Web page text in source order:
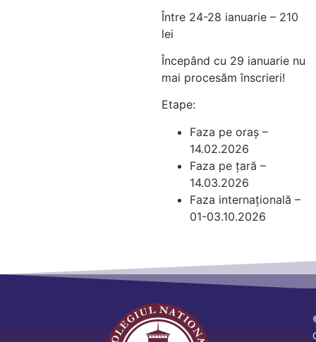
Între 24-28 ianuarie – 210
lei
Începând cu 29 ianuarie nu
mai procesăm înscrieri!
Etape:
Faza pe oraș –
14.02.2026
Faza pe țară –
14.03.2026
Faza internațională –
01-03.10.2026